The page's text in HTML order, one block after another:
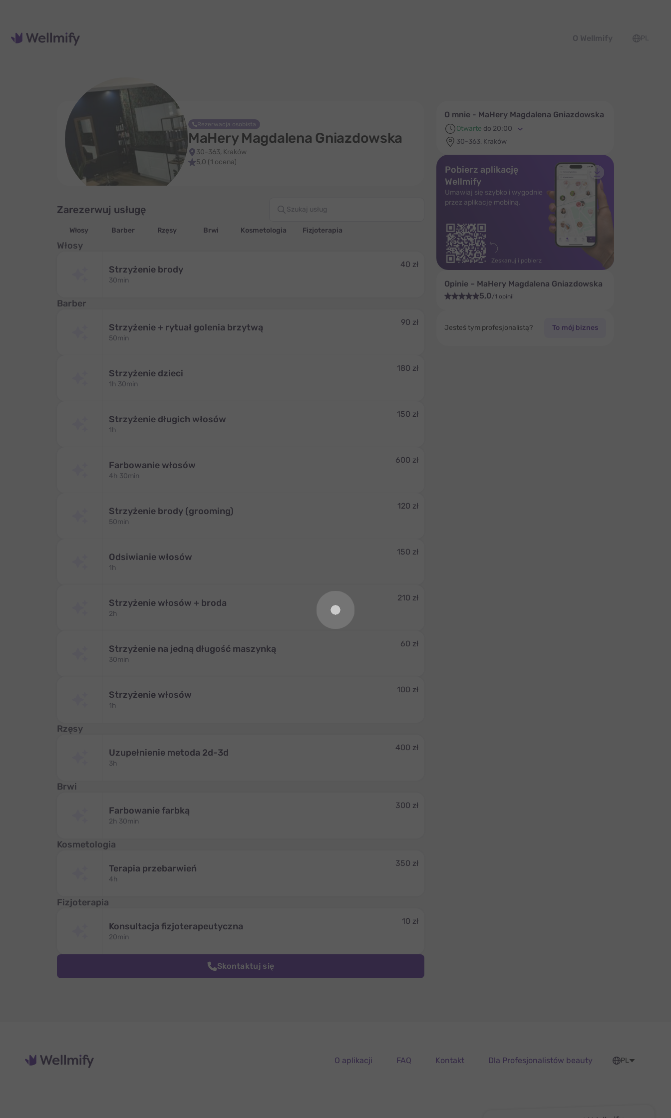
O Wellmify PL
Rezerwacja osobista
MaHery Magdalena Gniazdowska
30-363, Kraków
5,0 (1 ocena)
Zarezerwuj usługę
Włosy Barber Rzęsy Brwi Kosmetologia Fizjoterapia
Włosy
Strzyżenie brody
30min
40 zł
Barber
Strzyżenie + rytuał golenia brzytwą
50min
90 zł
Strzyżenie dzieci
1h 30min
180 zł
Strzyżenie długich włosów
1h
150 zł
Farbowanie włosów
4h 30min
600 zł
Strzyżenie brody (grooming)
50min
120 zł
Odsiwianie włosów
1h
150 zł
Strzyżenie włosów + broda
2h
210 zł
Strzyżenie na jedną długość maszynką
30min
60 zł
Strzyżenie włosów
1h
100 zł
Rzęsy
Uzupełnienie metoda 2d-3d
3h
400 zł
Brwi
Farbowanie farbką
2h 30min
300 zł
Kosmetologia
Terapia przebarwień
4h
350 zł
Fizjoterapia
Konsultacja fizjoterapeutyczna
20min
10 zł
Skontaktuj się
O mnie - MaHery Magdalena Gniazdowska
Otwarte do 20:00
30-363, Kraków
Pobierz aplikację
Wellmify
Umawiaj się szybko i wygodnie
przez aplikację mobilną.
Zeskanuj i pobierz
Opinie – MaHery Magdalena Gniazdowska
5,0/1 opinii
Jesteś tym profesjonalistą? To mój biznes
O aplikacji FAQ Kontakt Dla Profesjonalistów beauty PL